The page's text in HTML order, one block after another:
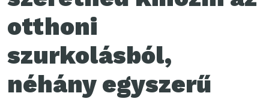
otthoni
szurkolásból,
néhány egyszerű